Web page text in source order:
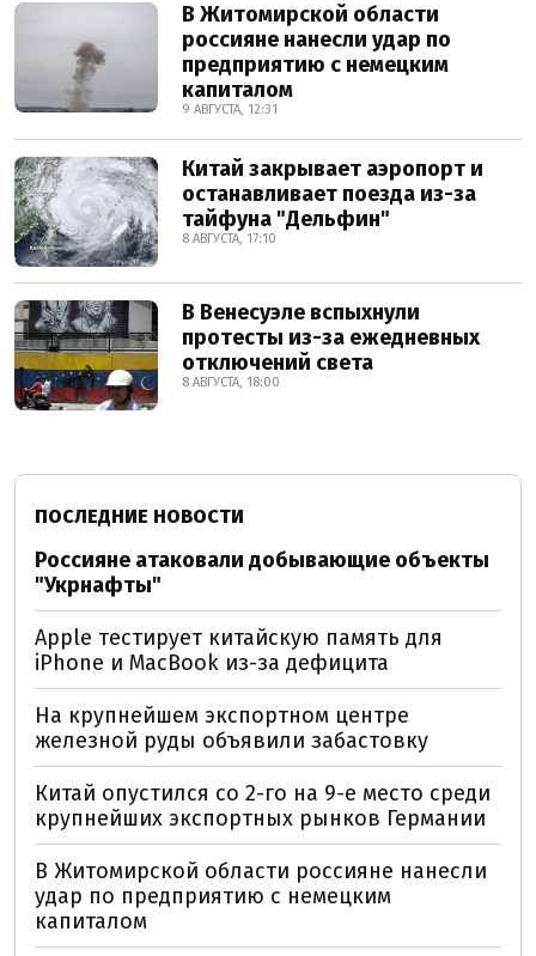
В Житомирской области
россияне нанесли удар по
предприятию с немецким
капиталом
9 АВГУСТА, 12:31
Китай закрывает аэропорт и
останавливает поезда из-за
тайфуна "Дельфин"
8 АВГУСТА, 17:10
В Венесуэле вспыхнули
протесты из-за ежедневных
отключений света
8 АВГУСТА, 18:00
ПОСЛЕДНИЕ НОВОСТИ
Россияне атаковали добывающие объекты
"Укрнафты"
Apple тестирует китайскую память для
iPhone и MacBook из-за дефицита
На крупнейшем экспортном центре
железной руды объявили забастовку
Китай опустился со 2-го на 9-е место среди
крупнейших экспортных рынков Германии
В Житомирской области россияне нанесли
удар по предприятию с немецким
капиталом